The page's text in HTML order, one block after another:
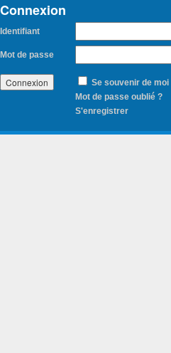
Connexion
Identifiant
Mot de passe
Se souvenir de moi
Mot de passe oublié ?
S'enregistrer